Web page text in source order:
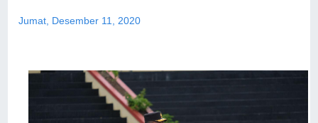
Jumat, Desember 11, 2020